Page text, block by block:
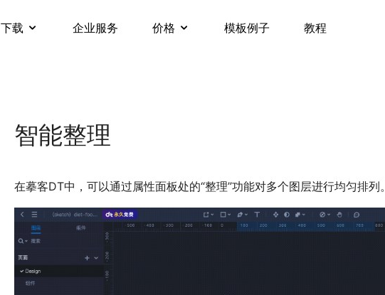
下载 企业服务 价格 模板例子 教程
智能整理
在摹客DT中，可以通过属性面板处的“整理”功能对多个图层进行均匀排列。